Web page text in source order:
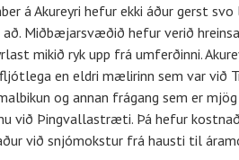
á Akureyri hefur ekki áður gerst
Miðbæjarsvæðið hefur verið
mikið ryk upp frá umferðinni.
en eldri mælirinn sem var við
og annan frágang sem er
við Þingvallastræti. Þá hefur
við snjómokstur frá hausti til